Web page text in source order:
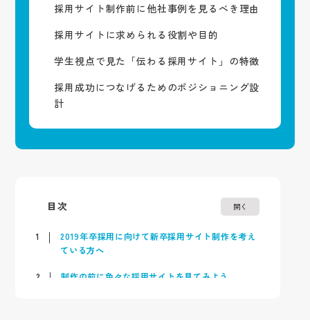
プライバシーポリシー
採用サイト制作前に他社事例を見るべき理由
採用サイトに求められる役割や目的
学生視点で見た「伝わる採用サイト」の特徴
採用成功につなげるためのポジショニング設
計
目次 開く
1
2019年卒採用に向けて新卒採用サイト制作を考え
ている方へ
2 制作の前に色々な採用サイトを見てみよう